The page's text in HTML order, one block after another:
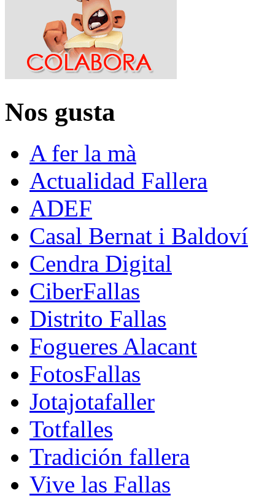
Nos gusta
A fer la mà
Actualidad Fallera
ADEF
Casal Bernat i Baldoví
Cendra Digital
CiberFallas
Distrito Fallas
Fogueres Alacant
FotosFallas
Jotajotafaller
Totfalles
Tradición fallera
Vive las Fallas